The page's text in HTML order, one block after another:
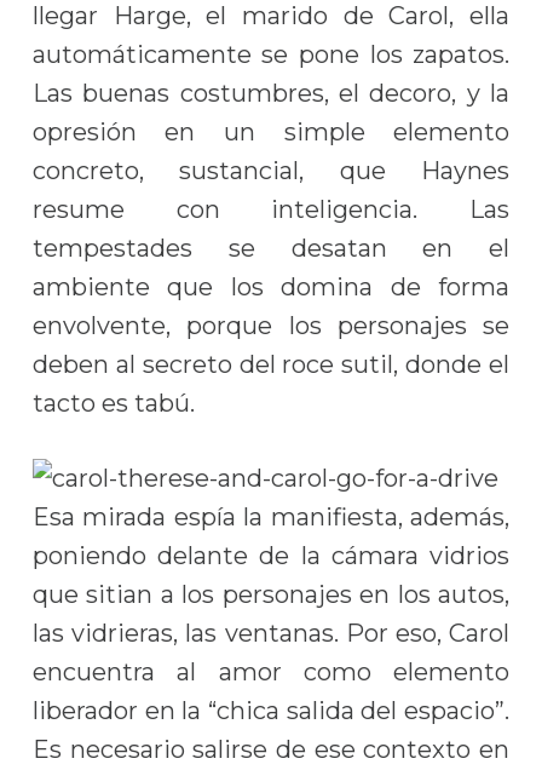
llegar Harge, el marido de Carol, ella
automáticamente se pone los zapatos.
Las buenas costumbres, el decoro, y la
opresión en un simple elemento
concreto, sustancial, que Haynes
resume con inteligencia. Las
tempestades se desatan en el
ambiente que los domina de forma
envolvente, porque los personajes se
deben al secreto del roce sutil, donde el
tacto es tabú.
Esa mirada espía la manifiesta, además,
poniendo delante de la cámara vidrios
que sitian a los personajes en los autos,
las vidrieras, las ventanas. Por eso, Carol
encuentra al amor como elemento
liberador en la “chica salida del espacio”.
Es necesario salirse de ese contexto en